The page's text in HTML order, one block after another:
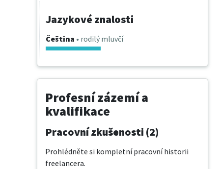
Jazykové znalosti
Čeština • rodilý mluvčí
Profesní zázemí a
kvalifikace
Pracovní zkušenosti (2)
Prohlédněte si kompletní pracovní historii
freelancera.